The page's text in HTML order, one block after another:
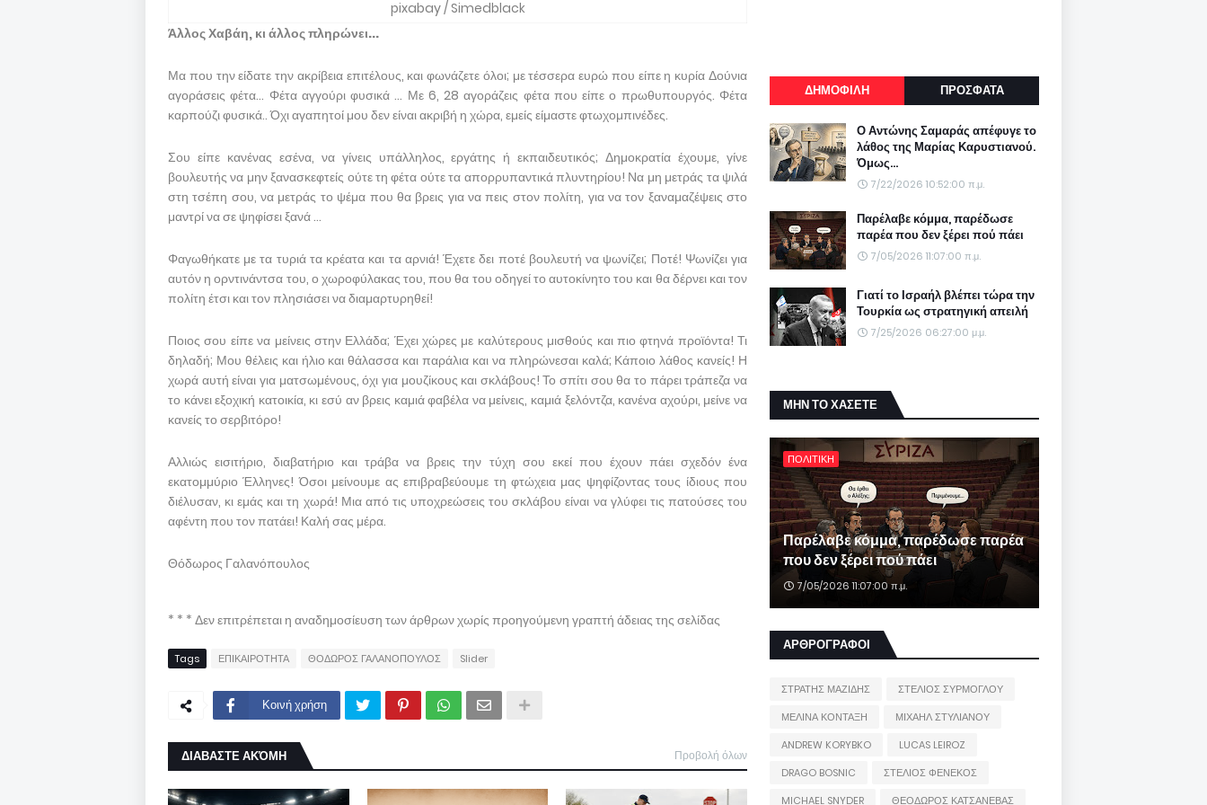
pixabay / Simedblack
Άλλος Χαβάη, κι άλλος πληρώνει...
Μα που την είδατε την ακρίβεια επιτέλους, και φωνάζετε όλοι; με τέσσερα ευρώ που είπε η κυρία Δούνια
αγοράσεις φέτα… Φέτα αγγούρι φυσικά … Με 6, 28 αγοράζεις φέτα που είπε ο πρωθυπουργός. Φέτα
καρπούζι φυσικά.. Όχι αγαπητοί μου δεν είναι ακριβή η χώρα, εμείς είμαστε φτωχομπινέδες.
Σου είπε κανένας εσένα, να γίνεις υπάλληλος, εργάτης ή εκπαιδευτικός; Δημοκρατία έχουμε, γίνε
βουλευτής να μην ξανασκεφτείς ούτε τη φέτα ούτε τα απορρυπαντικά πλυντηρίου! Να μη μετράς τα ψιλά
στη τσέπη σου, να μετράς το ψέμα που θα βρεις για να πεις στον πολίτη, για να τον ξαναμαζέψεις στο
μαντρί να σε ψηφίσει ξανά …
Φαγωθήκατε με τα τυριά τα κρέατα και τα αρνιά! Έχετε δει ποτέ βουλευτή να ψωνίζει; Ποτέ! Ψωνίζει για
αυτόν η ορντινάντσα του, ο χωροφύλακας του, που θα του οδηγεί το αυτοκίνητο του και θα δέρνει και τον
πολίτη έτσι και τον πλησιάσει να διαμαρτυρηθεί!
Ποιος σου είπε να μείνεις στην Ελλάδα; Έχει χώρες με καλύτερους μισθούς και πιο φτηνά προϊόντα! Τι
δηλαδή; Μου θέλεις και ήλιο και θάλασσα και παράλια και να πληρώνεσαι καλά; Κάποιο λάθος κανείς! Η
χωρά αυτή είναι για ματσωμένους, όχι για μουζίκους και σκλάβους! Το σπίτι σου θα το πάρει τράπεζα να
το κάνει εξοχική κατοικία, κι εσύ αν βρεις καμιά φαβέλα να μείνεις, καμιά ξελόντζα, κανένα αχούρι, μείνε να
κανείς το σερβιτόρο!
Αλλιώς εισιτήριο, διαβατήριο και τράβα να βρεις την τύχη σου εκεί που έχουν πάει σχεδόν ένα
εκατομμύριο Έλληνες! Όσοι μείνουμε ας επιβραβεύουμε τη φτώχεια μας ψηφίζοντας τους ίδιους που
διέλυσαν, κι εμάς και τη χωρά! Μια από τις υποχρεώσεις του σκλάβου είναι να γλύφει τις πατούσες του
αφέντη που τον πατάει! Καλή σας μέρα.
Θόδωρος Γαλανόπουλος
* * * Δεν επιτρέπεται η αναδημοσίευση των άρθρων χωρίς προηγούμενη γραπτή άδειας της σελίδας
Tags ΕΠΙΚΑΙΡΟΤΗΤΑ ΘΟΔΩΡΟΣ ΓΑΛΑΝΟΠΟΥΛΟΣ Slider
Κοινή χρήση
ΔΙΑΒΑΣΤΕ ΑΚΌΜΗ Προβολή όλων
ΔΗΜΟΦΙΛΗ ΠΡΟΣΦΑΤΑ
Ο Αντώνης Σαμαράς απέφυγε το
λάθος της Μαρίας Καρυστιανού.
Όμως...
7/22/2026 10:52:00 π.μ.
Παρέλαβε κόμμα, παρέδωσε
παρέα που δεν ξέρει πού πάει
7/05/2026 11:07:00 π.μ.
Γιατί το Ισραήλ βλέπει τώρα την
Τουρκία ως στρατηγική απειλή
7/25/2026 06:27:00 μ.μ.
ΜΗΝ ΤΟ ΧΑΣΕΤΕ
ΠΟΛΙΤΙΚΗ
Παρέλαβε κόμμα, παρέδωσε παρέα
που δεν ξέρει πού πάει
7/05/2026 11:07:00 π.μ.
ΑΡΘΡΟΓΡΑΦΟΙ
ΣΤΡΑΤΗΣ ΜΑΖΙΔΗΣ
ΣΤΕΛΙΟΣ ΣΥΡΜΟΓΛΟΥ
ΜΕΛΙΝΑ ΚΟΝΤΑΞΗ
ΜΙΧΑΗΛ ΣΤΥΛΙΑΝΟΥ
ANDREW KORYBKO
LUCAS LEIROZ
DRAGO BOSNIC
ΣΤΕΛΙΟΣ ΦΕΝΕΚΟΣ
MICHAEL SNYDER
ΘΕΟΔΩΡΟΣ ΚΑΤΣΑΝΕΒΑΣ